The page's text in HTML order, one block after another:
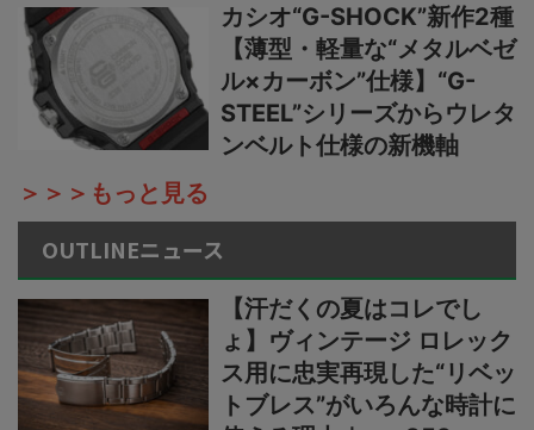
カシオ“G-SHOCK”新作2種
【薄型・軽量な“メタルベゼ
ル×カーボン”仕様】“G-
STEEL”シリーズからウレタ
ンベルト仕様の新機軸
＞＞＞もっと見る
OUTLINEニュース
【汗だくの夏はコレでし
ょ】ヴィンテージ ロレック
ス用に忠実再現した“リベッ
トブレス”がいろんな時計に